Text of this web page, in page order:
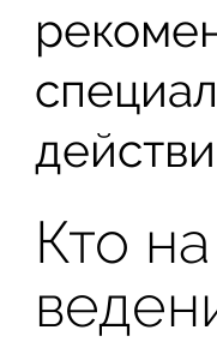
Кто